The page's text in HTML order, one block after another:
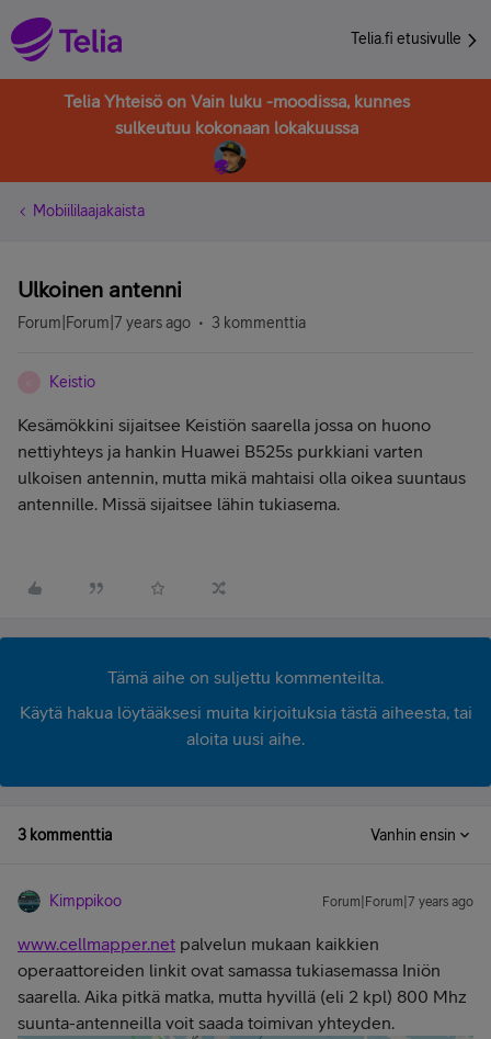
Telia.fi etusivulle
Telia Yhteisö on Vain luku -moodissa, kunnes
sulkeutuu kokonaan lokakuussa
Mobiililaajakaista
Ulkoinen antenni
Forum|Forum|7 years ago 3 kommenttia
Keistio
Kesämökkini sijaitsee Keistiön saarella jossa on huono
nettiyhteys ja hankin Huawei B525s purkkiani varten
ulkoisen antennin, mutta mikä mahtaisi olla oikea suuntaus
antennille. Missä sijaitsee lähin tukiasema.
Tämä aihe on suljettu kommenteilta.
Käytä hakua löytääksesi muita kirjoituksia tästä aiheesta, tai
aloita uusi aihe.
3 kommenttia Vanhin ensin
Kimppikoo Forum|Forum|7 years ago
www.cellmapper.net palvelun mukaan kaikkien
operaattoreiden linkit ovat samassa tukiasemassa Iniön
saarella. Aika pitkä matka, mutta hyvillä (eli 2 kpl) 800 Mhz
suunta-antenneilla voit saada toimivan yhteyden.